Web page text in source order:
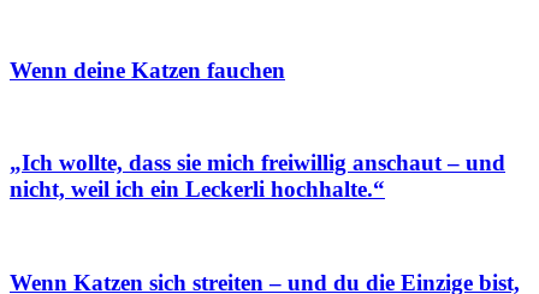
Wenn deine Katzen fauchen
„Ich wollte, dass sie mich freiwillig anschaut – und
nicht, weil ich ein Leckerli hochhalte.“
Wenn Katzen sich streiten – und du die Einzige bist,